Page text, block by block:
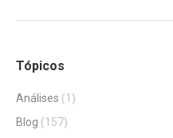
Tópicos
Análises (1)
Blog (157)